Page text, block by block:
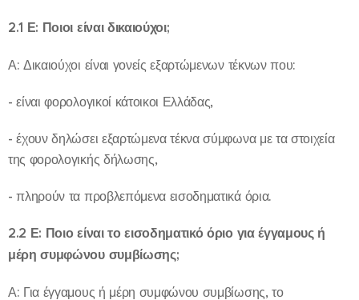
2.1 Ε: Ποιοι είναι δικαιούχοι;
Α: Δικαιούχοι είναι γονείς εξαρτώμενων τέκνων που:
- είναι φορολογικοί κάτοικοι Ελλάδας,
- έχουν δηλώσει εξαρτώμενα τέκνα σύμφωνα με τα στοιχεία
της φορολογικής δήλωσης,
- πληρούν τα προβλεπόμενα εισοδηματικά όρια.
2.2 Ε: Ποιο είναι το εισοδηματικό όριο για έγγαμους ή
μέρη συμφώνου συμβίωσης;
Α: Για έγγαμους ή μέρη συμφώνου συμβίωσης, το